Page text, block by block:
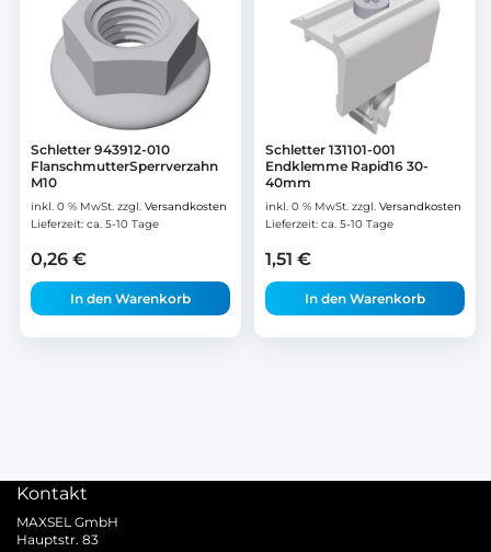
Schletter 943912-010
FlanschmutterSperrverzahn
M10
inkl. 0 % MwSt. zzgl. Versandkosten
Lieferzeit: ca. 5-10 Tage
0,26 €
In den Warenkorb
Schletter 131101-001
Endklemme Rapid16 30-
40mm
inkl. 0 % MwSt. zzgl. Versandkosten
Lieferzeit: ca. 5-10 Tage
1,51 €
In den Warenkorb
Kontakt
MAXSEL GmbH
Hauptstr. 83